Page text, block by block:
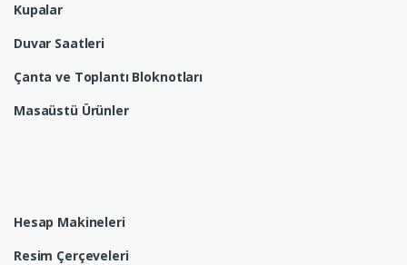
Kupalar
Duvar Saatleri
Çanta ve Toplantı Bloknotları
Masaüstü Ürünler
Hesap Makineleri
Resim Çerçeveleri